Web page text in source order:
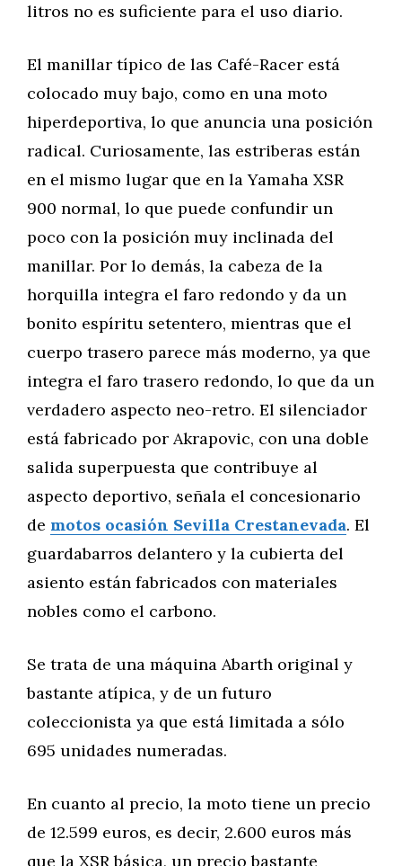
litros no es suficiente para el uso diario.
El manillar típico de las Café-Racer está
colocado muy bajo, como en una moto
hiperdeportiva, lo que anuncia una posición
radical. Curiosamente, las estriberas están
en el mismo lugar que en la Yamaha XSR
900 normal, lo que puede confundir un
poco con la posición muy inclinada del
manillar. Por lo demás, la cabeza de la
horquilla integra el faro redondo y da un
bonito espíritu setentero, mientras que el
cuerpo trasero parece más moderno, ya que
integra el faro trasero redondo, lo que da un
verdadero aspecto neo-retro. El silenciador
está fabricado por Akrapovic, con una doble
salida superpuesta que contribuye al
aspecto deportivo, señala el concesionario
de motos ocasión Sevilla Crestanevada. El
guardabarros delantero y la cubierta del
asiento están fabricados con materiales
nobles como el carbono.
Se trata de una máquina Abarth original y
bastante atípica, y de un futuro
coleccionista ya que está limitada a sólo
695 unidades numeradas.
En cuanto al precio, la moto tiene un precio
de 12.599 euros, es decir, 2.600 euros más
que la XSR básica, un precio bastante